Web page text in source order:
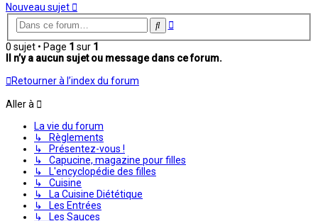
Nouveau sujet
Rechercher
Recherche
0 sujet • Page 1 sur 1
Il n’y a aucun sujet ou message dans ce forum.
Retourner à l’index du forum
Aller à
La vie du forum
↳ Règlements
↳ Présentez-vous !
↳ Capucine, magazine pour filles
↳ L'encyclopédie des filles
↳ Cuisine
↳ La Cuisine Diététique
↳ Les Entrées
↳ Les Sauces